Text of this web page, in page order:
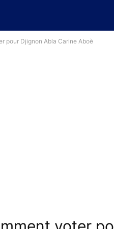
pour Djignon Abla Carine Aboè